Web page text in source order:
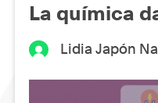
La química
Lidia Japón